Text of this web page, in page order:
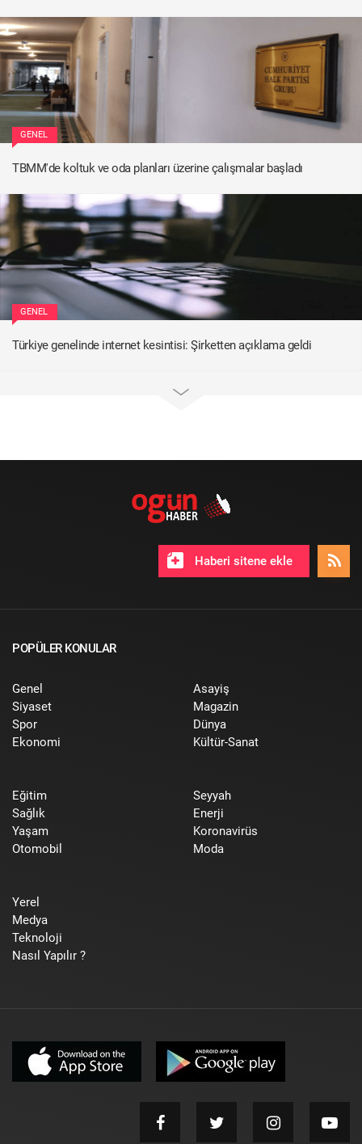
GENEL
TBMM'de koltuk ve oda planları üzerine çalışmalar başladı
GENEL
Türkiye genelinde internet kesintisi: Şirketten açıklama geldi
Haberi sitene ekle
POPÜLER KONULAR
Genel
Siyaset
Spor
Ekonomi
Asayiş
Magazin
Dünya
Kültür-Sanat
Eğitim
Sağlık
Yaşam
Otomobil
Seyyah
Enerji
Koronavirüs
Moda
Yerel
Medya
Teknoloji
Nasıl Yapılır ?